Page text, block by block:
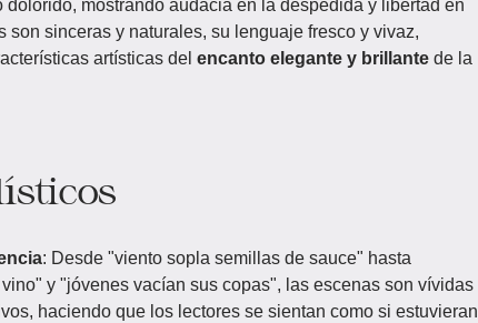
dolorido, mostrando audacia en la despedida y libertad en
son sinceras y naturales, su lenguaje fresco y vivaz,
artísticas del encanto elegante y brillante de la
: Desde "viento sopla semillas de sauce" hasta
y "jóvenes vacían sus copas", las escenas son vívidas
haciendo que los lectores se sientan como si estuvieran